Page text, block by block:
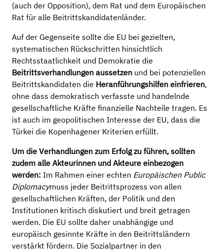
(auch der Opposition), dem Rat und dem Europäischen
Rat für alle Beitrittskandidatenländer.
Auf der Gegenseite sollte die EU bei gezielten,
systematischen Rückschritten hinsichtlich
Rechtsstaatlichkeit und Demokratie die
Beitrittsverhandlungen aussetzen und bei potenziellen
Beitrittskandidaten die Heranführungshilfen einfrieren,
ohne dass demokratisch verfasste und handelnde
gesellschaftliche Kräfte finanzielle Nachteile tragen. Es
ist auch im geopolitischen Interesse der EU, dass die
Türkei die Kopenhagener Kriterien erfüllt.
Um die Verhandlungen zum Erfolg zu führen, sollten
zudem alle Akteurinnen und Akteure einbezogen
werden: Im Rahmen einer echten Europäischen Public
Diplomacymuss jeder Beitrittsprozess von allen
gesellschaftlichen Kräften, der Politik und den
Institutionen kritisch diskutiert und breit getragen
werden. Die EU sollte daher unabhängige und
europäisch gesinnte Kräfte in den Beitrittsländern
verstärkt fördern. Die Sozialpartner in den